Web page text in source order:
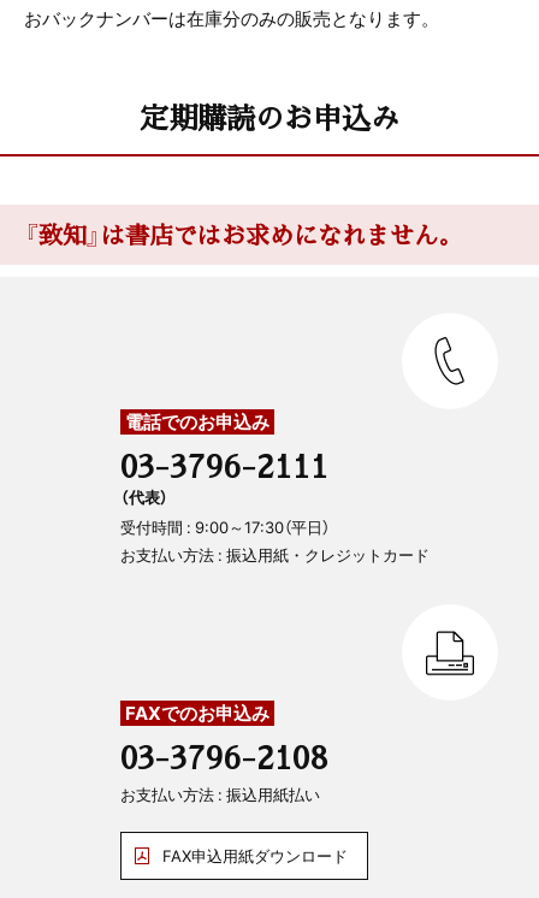
おバックナンバーは在庫分のみの販売となります。
定期購読のお申込み
『致知』は書店ではお求めになれません。
電話でのお申込み
03-3796-2111
（代表）
受付時間 : 9:00～17:30（平日）
お支払い方法 : 振込用紙・クレジットカード
FAXでのお申込み
03-3796-2108
お支払い方法 : 振込用紙払い
FAX申込用紙ダウンロード